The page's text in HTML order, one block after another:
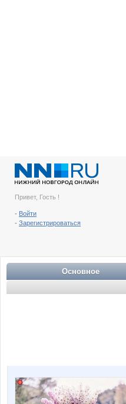
Привет, Гость !
- Войти
- Зарегистрироваться
Основное